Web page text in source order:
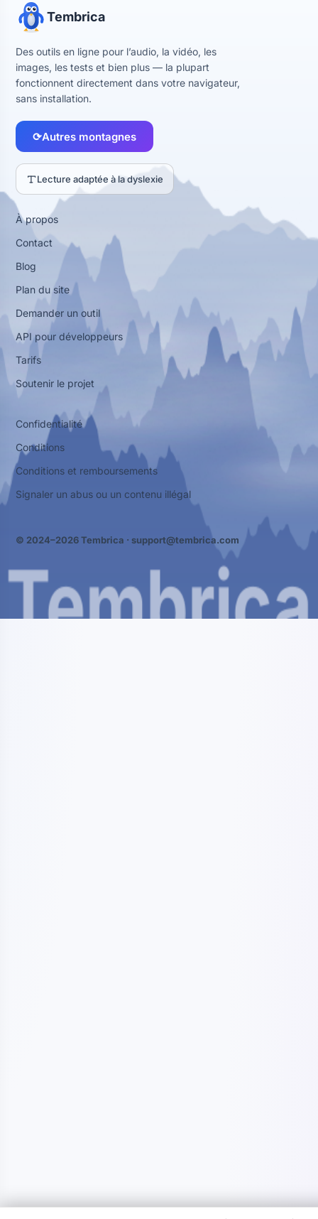
Tembrica
Des outils en ligne pour l’audio, la vidéo, les
images, les tests et bien plus — la plupart
fonctionnent directement dans votre navigateur,
sans installation.
⟳Autres montagnes
Lecture adaptée à la dyslexie
À propos
Contact
Blog
Plan du site
Demander un outil
API pour développeurs
Tarifs
Soutenir le projet
Confidentialité
Conditions
Conditions et remboursements
Signaler un abus ou un contenu illégal
© 2024–2026 Tembrica · support@tembrica.com